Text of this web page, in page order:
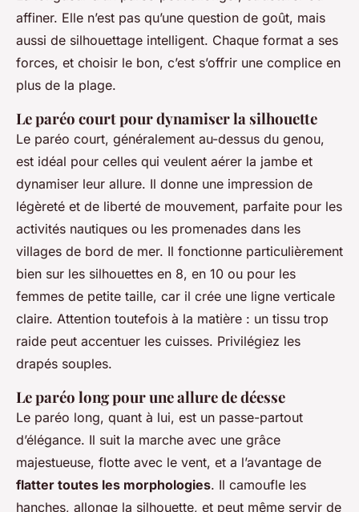
affiner. Elle n’est pas qu’une question de goût, mais
aussi de silhouettage intelligent. Chaque format a ses
forces, et choisir le bon, c’est s’offrir une complice en
plus de la plage.
Le paréo court pour dynamiser la silhouette
Le paréo court, généralement au-dessus du genou,
est idéal pour celles qui veulent aérer la jambe et
dynamiser leur allure. Il donne une impression de
légèreté et de liberté de mouvement, parfaite pour les
activités nautiques ou les promenades dans les
villages de bord de mer. Il fonctionne particulièrement
bien sur les silhouettes en 8, en 10 ou pour les
femmes de petite taille, car il crée une ligne verticale
claire. Attention toutefois à la matière : un tissu trop
raide peut accentuer les cuisses. Privilégiez les
drapés souples.
Le paréo long pour une allure de déesse
Le paréo long, quant à lui, est un passe-partout
d’élégance. Il suit la marche avec une grâce
majestueuse, flotte avec le vent, et a l’avantage de
flatter toutes les morphologies. Il camoufle les
hanches, allonge la silhouette, et peut même servir de